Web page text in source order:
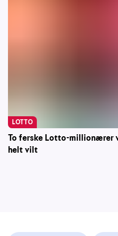
To ferske Lotto-millionærer
helt vilt
LOTTO